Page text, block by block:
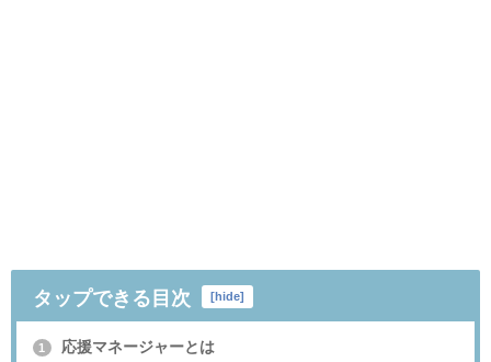
タップできる目次 [hide]
1 応援マネージャーとは